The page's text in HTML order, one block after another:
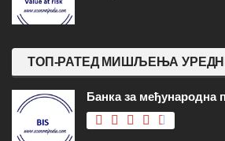
ТОП-РАТЕД МИШЉЕЊА
Банка за